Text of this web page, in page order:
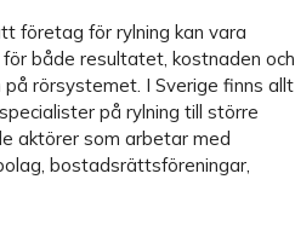
företag för rylning kan vara
både resultatet, kostnaden och
på rörsystemet. I Sverige finns allt
på rylning till större
aktörer som arbetar med
bostadsrättsföreningar,